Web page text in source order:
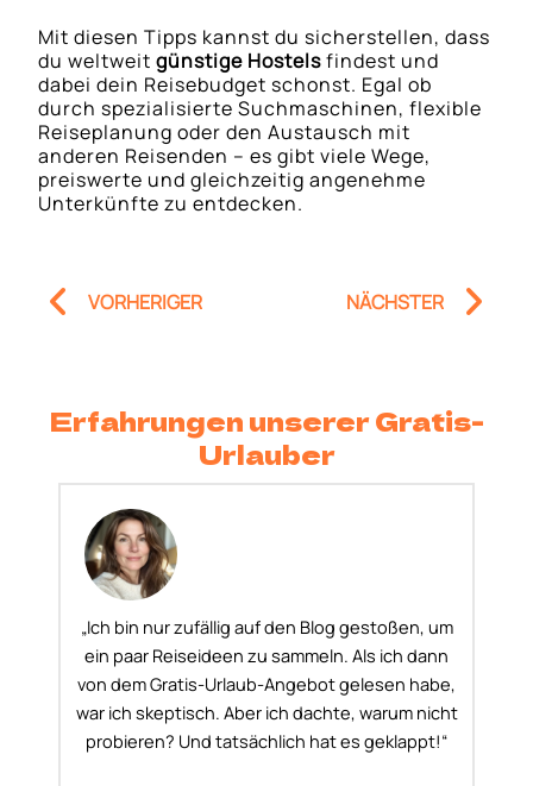
Mit diesen Tipps kannst du sicherstellen, dass
du weltweitgünstige Hostelsfindest und
dabei dein Reisebudget schonst. Egal ob
durch spezialisierte Suchmaschinen, flexible
Reiseplanung oder den Austausch mit
anderen Reisenden – es gibt viele Wege,
preiswerte und gleichzeitig angenehme
Unterkünfte zu entdecken.
Prev
VORHERIGER NÄCHSTER
Erfahrungen unserer Gratis-
Urlauber
„Ich bin nur zufällig auf den Blog gestoßen, um
ein paar Reiseideen zu sammeln. Als ich dann
von dem Gratis-Urlaub-Angebot gelesen habe,
war ich skeptisch. Aber ich dachte, warum nicht
probieren? Und tatsächlich hat es geklappt!“